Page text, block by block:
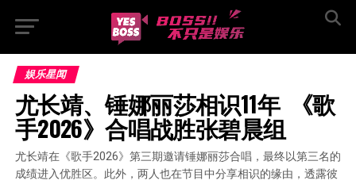
娱乐星闻
尤长靖、锤娜丽莎相识11年  《歌
手2026》合唱战胜张碧晨组
尤长靖在《歌手2026》第三期邀请锤娜丽莎合唱，最终以第三名的
成绩进入优胜区。此外，两人也在节目中分享相识的缘由，透露彼